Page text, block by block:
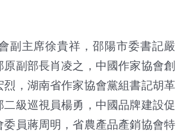
副主席徐貴祥，邵陽市委書記嚴
副部長肖凌之，中國作家協會創
烈，湖南省作家協會黨組書記胡革
二級巡視員楊勇，中國品牌建設促
委員蔣周明，省農產品產銷協會特